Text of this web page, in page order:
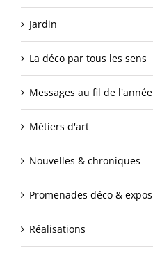
Jardin
La déco par tous les sens
Messages au fil de l'année
Métiers d'art
Nouvelles & chroniques
Promenades déco & expos
Réalisations